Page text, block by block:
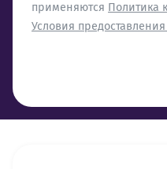
применяются Политика
Условия предоставления